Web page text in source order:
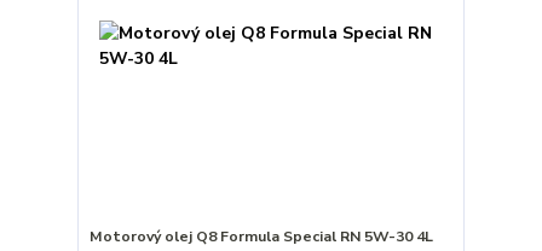
Motorový olej Q8 Formula Special RN 5W-30 4L